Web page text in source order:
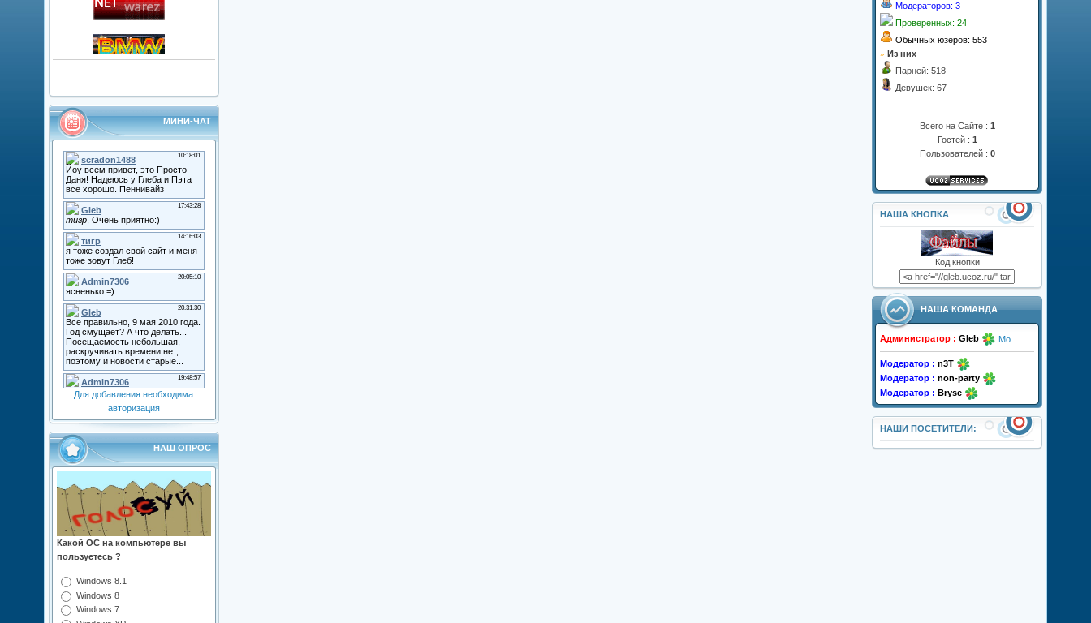
МИНИ-ЧАТ
Для добавления необходима
авторизация
НАШ ОПРОС
Какой ОС на компьютере вы
пользуетесь ?
Windows 8.1
Windows 8
Windows 7
Модераторов: 3
Проверенных: 24
Обычных юзеров: 553
»Из них
Парней: 518
Девушек: 67
Всего на Сайте : 1
Гостей : 1
Пользователей : 0
НАША КНОПКА
Код кнопки
НАША КОМАНДА
Администратор : Gleb
Модератор : n3T
Модератор : non-party
Модератор : Bryse
НАШИ ПОСЕТИТЕЛИ: